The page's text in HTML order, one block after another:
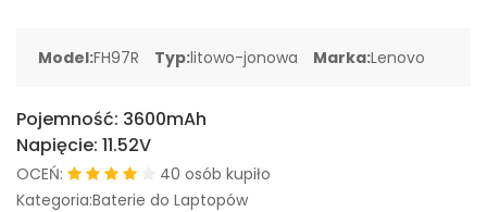
Model:FH97R Typ:litowo-jonowa Marka:Lenovo
Pojemność: 3600mAh
Napięcie: 11.52V
OCEŃ:
40 osób kupiło
Kategoria:Baterie do Laptopów